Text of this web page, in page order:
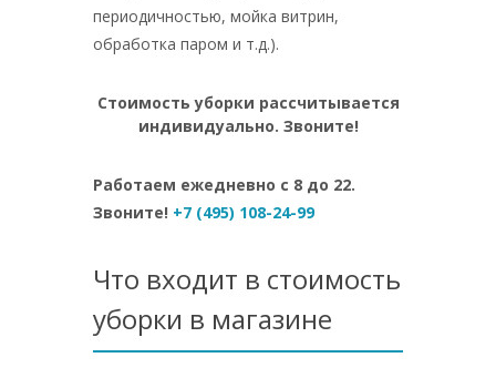
периодичностью, мойка витрин,
обработка паром и т.д.).
Стоимость уборки рассчитывается
индивидуально. Звоните!
Работаем ежедневно с 8 до 22.
Звоните! +7 (495) 108-24-99
Что входит в стоимость
уборки в магазине